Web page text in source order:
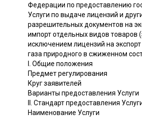
Федерации по предоставлению
Услуги по выдаче лицензий и
разрешительных документов на
импорт отдельных видов товаров
исключением лицензий на
газа природного в сжиженном
I. Общие положения
Предмет регулирования
Круг заявителей
Варианты предоставления Услуги
II. Стандарт предоставления
Наименование Услуги